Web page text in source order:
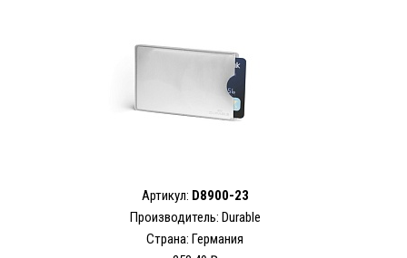
Артикул: D8900-23
Производитель: Durable
Страна: Германия